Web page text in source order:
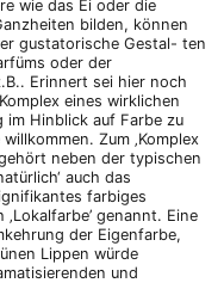
wie das Ei oder die
bilden, können
gustatorische Gestal- ten
oder der
Erinnert sei hier noch
eines wirklichen
im Hinblick auf Farbe zu
Zum ‚Komplex
gehört neben der typischen
auch das
farbiges
genannt. Eine
der Eigenfarbe,
Lippen würde
und